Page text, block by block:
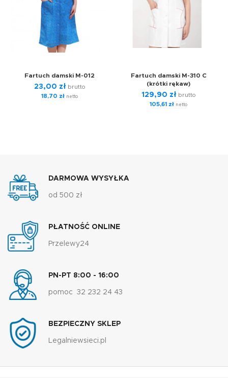
Fartuch damski M-012
23,00 zł brutto
18,70 zł netto
Fartuch damski M-310 C
(krótki rękaw)
129,90 zł brutto
105,61 zł netto
DARMOWA WYSYŁKA
od 500 zł
PŁATNOŚĆ ONLINE
Przelewy24
PN-PT 8:00 - 16:00
pomoc 32 232 24 43
BEZPIECZNY SKLEP
Legalniewsieci.pl